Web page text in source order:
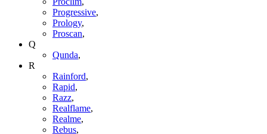
Progressive,
Prology,
Proscan,
Q
Qunda,
R
Rainford,
Rapid,
Razz,
Realflame,
Realme,
Rebus,